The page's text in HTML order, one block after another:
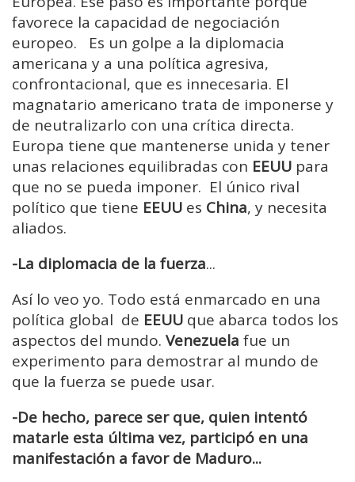
favorece la capacidad de negociación
europeo. Es un golpe a la diplomacia
americana y a una política agresiva,
confrontacional, que es innecesaria. El
magnatario americano trata de imponerse y
de neutralizarlo con una crítica directa.
Europa tiene que mantenerse unida y tener
unas relaciones equilibradas con EEUU para
que no se pueda imponer. El único rival
político que tiene EEUU es China, y necesita
aliados.
-La diplomacia de la fuerza...
Así lo veo yo. Todo está enmarcado en una
política global de EEUU que abarca todos los
aspectos del mundo. Venezuela fue un
experimento para demostrar al mundo de
que la fuerza se puede usar.
-De hecho, parece ser que, quien intentó
matarle esta última vez, participó en una
manifestación a favorde Maduro...